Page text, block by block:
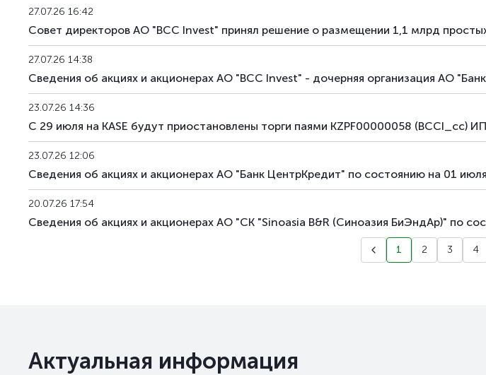
27.07.26 16:42
Совет директоров АО "BCC Invest" принял решение о размещении 1,1 млрд
27.07.26 14:38
Сведения об акциях и акционерах АО "BCC Invest" - дочерняя организация АО
23.07.26 14:36
С 29 июля на KASE будут приостановлены торги паями KZPF00000058 (BCCI_cc)
23.07.26 12:06
Сведения об акциях и акционерах АО "Банк ЦентрКредит" по состоянию на 01
20.07.26 17:54
Сведения об акциях и акционерах АО "СК "Sinoasia B&R (Синоазия БиЭндАр)" по
1 2 3 4
Актуальная информация